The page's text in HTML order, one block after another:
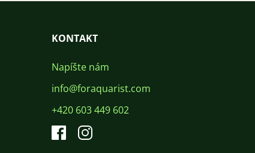
KONTAKT
Napíšte nám
info@foraquarist.com
+420 603 449 602